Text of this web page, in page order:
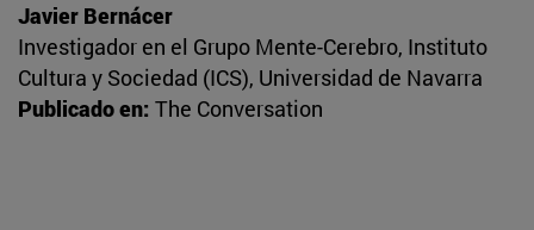
Javier Bernácer
Investigador en el Grupo Mente-Cerebro, Instituto
Cultura y Sociedad (ICS), Universidad de Navarra
Publicado en: The Conversation